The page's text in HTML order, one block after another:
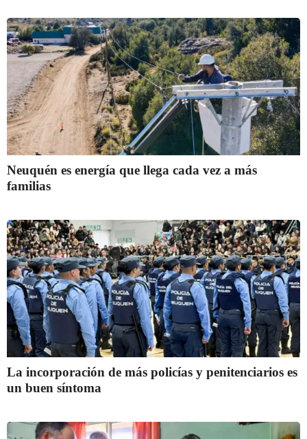
Neuquén es energía que llega cada vez a más
familias
La incorporación de más policías y penitenciarios es
un buen síntoma